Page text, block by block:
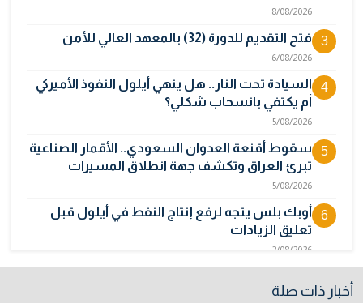
8/08/2026
3 فتح التقديم للدورة (32) بالمعهد العالي للأمن
6/08/2026
4
السيادة تحت النار.. هل ينهي أيلول النفوذ الأميركي
أم يكتفي بانسحاب شكلي؟
5/08/2026
5
سقوط أقنعة العدوان السعودي.. الأقمار الصناعية
تبرئ العراق وتكشف جهة انطلاق المسيرات
5/08/2026
6
أوبك بلس يتجه لرفع إنتاج النفط في أيلول قبل
تعليق الزيادات
2/08/2026
3/08/2026
أخبار ذات صلة